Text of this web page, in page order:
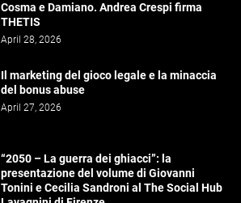
Cosma e Damiano. Andrea Crespi firma
THETIS
April 28, 2026
Il marketing del gioco legale e la minaccia
del bonus abuse
April 27, 2026
“2050 – La guerra dei ghiacci”: la
presentazione del volume di Giovanni
Tonini e Cecilia Sandroni al The Social Hub